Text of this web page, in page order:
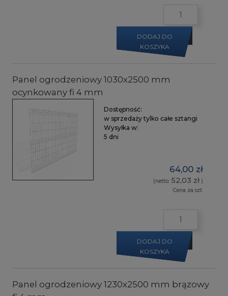
DODAJ DO
KOSZYKA
Panel ogrodzeniowy 1030x2500 mm
ocynkowany fi 4 mm
Dostępność:
w sprzedaży tylko całe sztangi
Wysyłka w:
5 dni
64,00 zł
(netto: 52,03 zł )
Cena za szt.
DODAJ DO
KOSZYKA
Panel ogrodzeniowy 1230x2500 mm brązowy